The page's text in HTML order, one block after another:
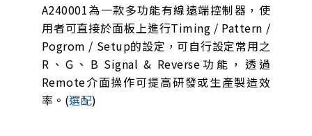
A240001為一款多功能有線遠端控制器，使
用者可直接於面板上進行Timing / Pattern /
Pogrom / Setup的設定，可自行設定常用之
R、G、B Signal & Reverse功能，透過
Remote介面操作可提高研發或生產製造效
率。(選配)